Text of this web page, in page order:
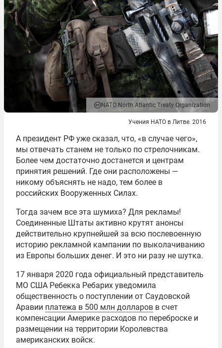
NATO North Atlantic Treaty Organization
Учения НАТО в Литве. 2016
А президент РФ уже сказал, что, «в случае чего»,
мы отвечать станем не только по стрелочникам.
Более чем достаточно достанется и центрам
принятия решений. Где они расположены —
никому объяснять не надо, тем более в
российских Вооруженных Силах.
Тогда зачем все эта шумиха? Для рекламы!
Соединенные Штаты активно крутят анонсы
действительно крупнейшей за всю послевоенную
историю рекламной кампании по выколачиванию
из Европы больших денег. И это ни разу не шутка.
17 января 2020 года официальный представитель
МО США Ребекка Ребарих уведомила
общественность о поступлении от Саудовской
Аравии платежа в 500 млн долларов в счет
компенсации Америке расходов по переброске и
размещении на территории Королевства
американских войск.